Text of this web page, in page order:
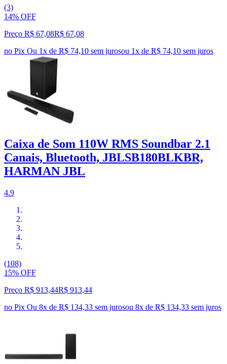
(3)
14% OFF
Preço R$ 67,08R$ 67,08
no Pix Ou 1x de R$ 74,10 sem jurosou 1x de R$ 74,10 sem juros
Caixa de Som 110W RMS Soundbar 2.1
Canais, Bluetooth, JBLSB180BLKBR,
HARMAN JBL
4.9
(108)
15% OFF
Preço R$ 913,44R$ 913,44
no Pix Ou 8x de R$ 134,33 sem jurosou 8x de R$ 134,33 sem juros